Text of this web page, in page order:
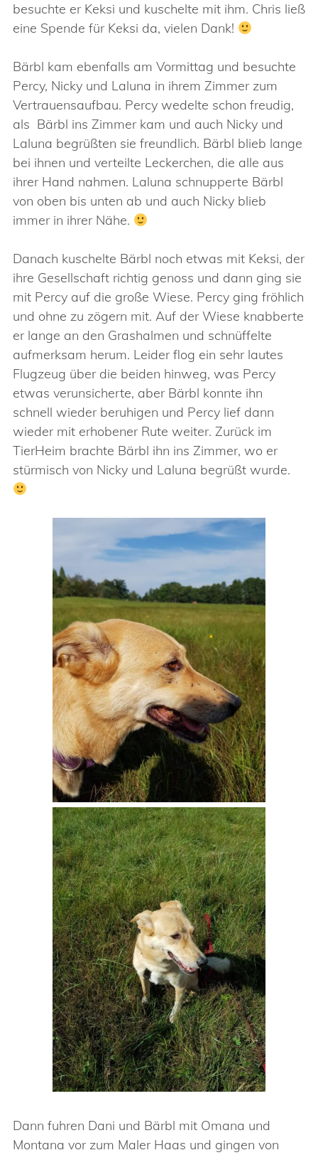
besuchte er Keksi und kuschelte mit ihm. Chris ließ
eine Spende für Keksi da, vielen Dank!
Bärbl kam ebenfalls am Vormittag und besuchte
Percy, Nicky und Laluna in ihrem Zimmer zum
Vertrauensaufbau. Percy wedelte schon freudig,
als Bärbl ins Zimmer kam und auch Nicky und
Laluna begrüßten sie freundlich. Bärbl blieb lange
bei ihnen und verteilte Leckerchen, die alle aus
ihrer Hand nahmen. Laluna schnupperte Bärbl
von oben bis unten ab und auch Nicky blieb
immer in ihrer Nähe.
Danach kuschelte Bärbl noch etwas mit Keksi, der
ihre Gesellschaft richtig genoss und dann ging sie
mit Percy auf die große Wiese. Percy ging fröhlich
und ohne zu zögern mit. Auf der Wiese knabberte
er lange an den Grashalmen und schnüffelte
aufmerksam herum. Leider flog ein sehr lautes
Flugzeug über die beiden hinweg, was Percy
etwas verunsicherte, aber Bärbl konnte ihn
schnell wieder beruhigen und Percy lief dann
wieder mit erhobener Rute weiter. Zurück im
TierHeim brachte Bärbl ihn ins Zimmer, wo er
stürmisch von Nicky und Laluna begrüßt wurde.
Dann fuhren Dani und Bärbl mit Omana und
Montana vor zum Maler Haas und gingen von